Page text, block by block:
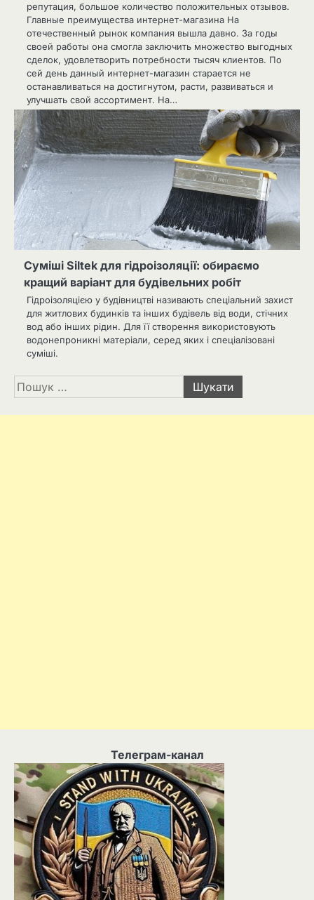
репутация, большое количество положительных отзывов.
Главные преимущества интернет-магазина На
отечественный рынок компания вышла давно. За годы
своей работы она смогла заключить множество выгодных
сделок, удовлетворить потребности тысяч клиентов. По
сей день данный интернет-магазин старается не
останавливаться на достигнутом, расти, развиваться и
улучшать свой ассортимент. На…
Суміші Siltek для гідроізоляції: обираємо
кращий варіант для будівельних робіт
Гідроізоляцією у будівництві називають спеціальний захист
для житлових будинків та інших будівель від води, стічних
вод або інших рідин. Для її створення використовують
водонепроникні матеріали, серед яких і спеціалізовані
суміші.
Пошук:
Телеграм-канал